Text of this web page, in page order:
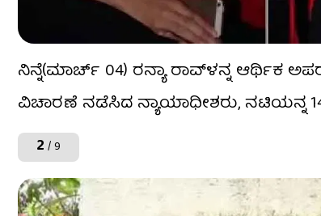
ನಿನ್ನೆ(ಮಾರ್ಚ್​ 04) ರನ್ಯಾ ರಾವ್​ಳನ್ನ ಆರ್ಥಿಕ
ವಿಚಾರಣೆ ನಡೆಸಿದ ನ್ಯಾಯಾಧೀಶರು, ನಟಿಯನ್ನ
2 / 9